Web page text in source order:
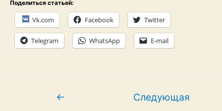
Поделиться статьей:
Vk.com Facebook Twitter
Telegram WhatsApp E-mail
Навигация
←
Следующая